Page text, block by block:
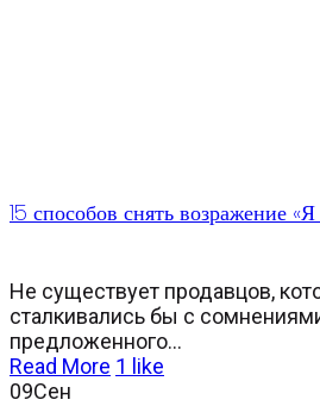
15 способов снять возражение
Не существует продавцов,
сталкивались бы с
предложенного...
Read More 1 like
09Сен